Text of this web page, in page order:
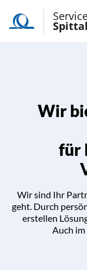
Wir
für
Wir sind Ihr
geht. Durch
erstellen
Auch im